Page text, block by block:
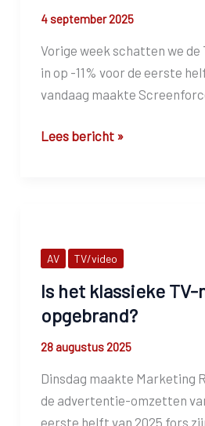
4 september 2025
Vorige week schatten we
in op -11% voor de eerste
vandaag maakte
TV-
H1
2025.
“De
TV-
werkt
niet
mee.”
Lees bericht »
AV TV/video
Is het klassieke
opgebrand?
28 augustus 2025
Dinsdag maakte Marketing
de advertentie-omzetten
eerste helft van 2025 fors